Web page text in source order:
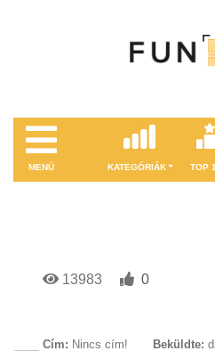
MENÜ KATEGÓRIÁK TOP
13983
0
Cím: Nincs cím! Beküldte: